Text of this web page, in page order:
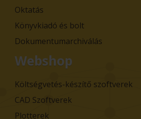
Oktatás
Könyvkiadó és bolt
Dokumentumarchiválás
Webshop
Költségvetés-készítő szoftverek
CAD Szoftverek
Plotterek